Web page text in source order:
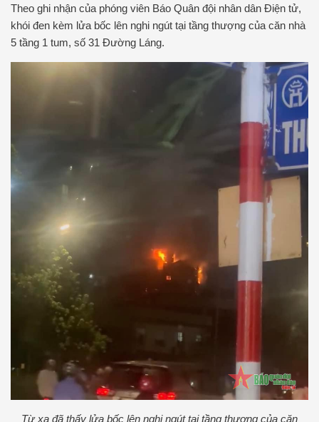
Theo ghi nhận của phóng viên Báo Quân đội nhân dân Điện tử,
khói đen kèm lửa bốc lên nghi ngút tại tầng thượng của căn nhà
5 tầng 1 tum, số 31 Đường Láng.
Từ xa đã thấy lửa bốc lên nghi ngút tại tầng thượng của căn